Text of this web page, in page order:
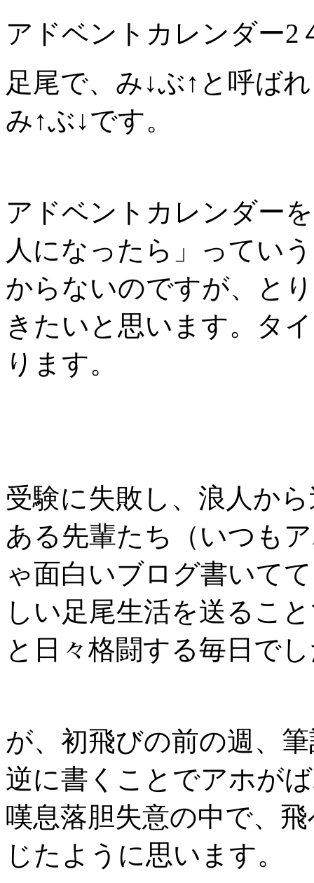
アドベントカレンダー2
足尾で、み↓ぶ↑と呼ば
み↑ぶ↓です。
アドベントカレンダー
人になったら」ってい
からないのですが、と
きたいと思います。タ
ります。
受験に失敗し、浪人か
ある先輩たち（いつも
ゃ面白いブログ書いて
しい足尾生活を送るこ
と日々格闘する毎日で
が、初飛びの前の週、
逆に書くことでアホが
嘆息落胆失意の中で、
じたように思います。